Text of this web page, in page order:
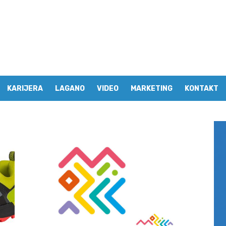
KARIJERA LAGANO VIDEO MARKETING KONTAKT